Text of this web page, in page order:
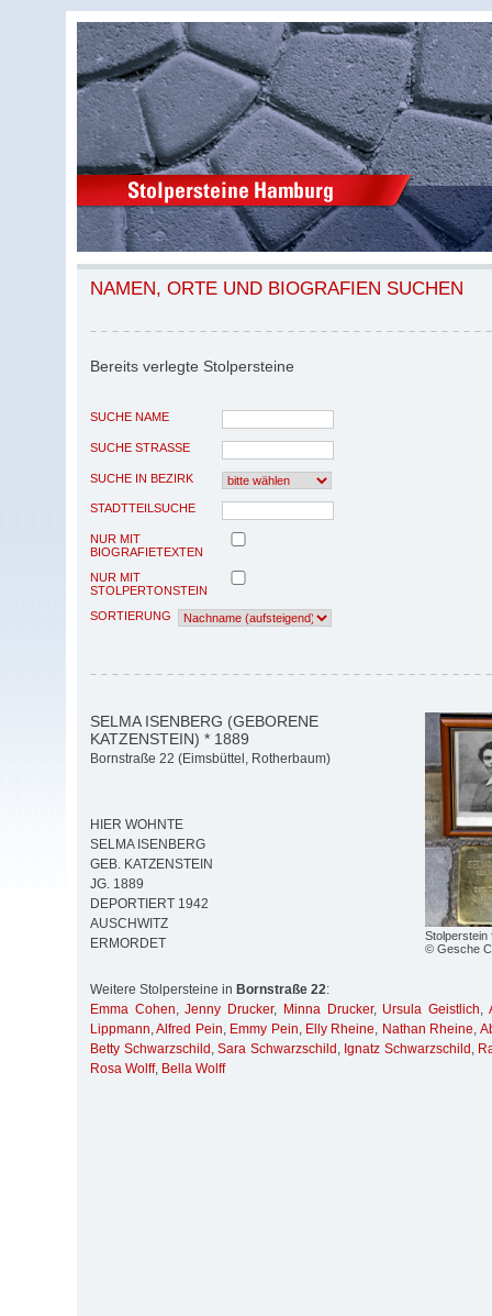
NAMEN, ORTE UND BIOGRAFIEN SUCHEN
Bereits verlegte Stolpersteine
SUCHE NAME
SUCHE STRASSE
SUCHE IN BEZIRK
STADTTEILSUCHE
NUR MIT
BIOGRAFIETEXTEN
NUR MIT
STOLPERTONSTEIN
SORTIERUNG
Stolperstein
© Gesche
SELMA ISENBERG (GEBORENE
KATZENSTEIN) * 1889
Bornstraße 22 (Eimsbüttel, Rotherbaum)
HIER WOHNTE
SELMA ISENBERG
GEB. KATZENSTEIN
JG. 1889
DEPORTIERT 1942
AUSCHWITZ
ERMORDET
Weitere Stolpersteine in Bornstraße 22:
Emma Cohen,Jenny Drucker, Minna Drucker, Ursula Geistlich,
Lippmann,Alfred Pein, Emmy Pein, Elly Rheine, Nathan Rheine,
Betty Schwarzschild ,Sara Schwarzschild , Ignatz Schwarzschild ,
Rosa Wolff, Bella Wolff